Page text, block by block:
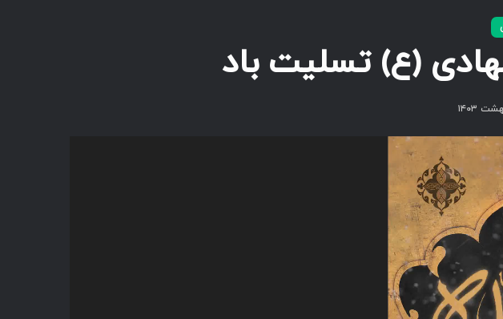
(ع) تسلیت باد